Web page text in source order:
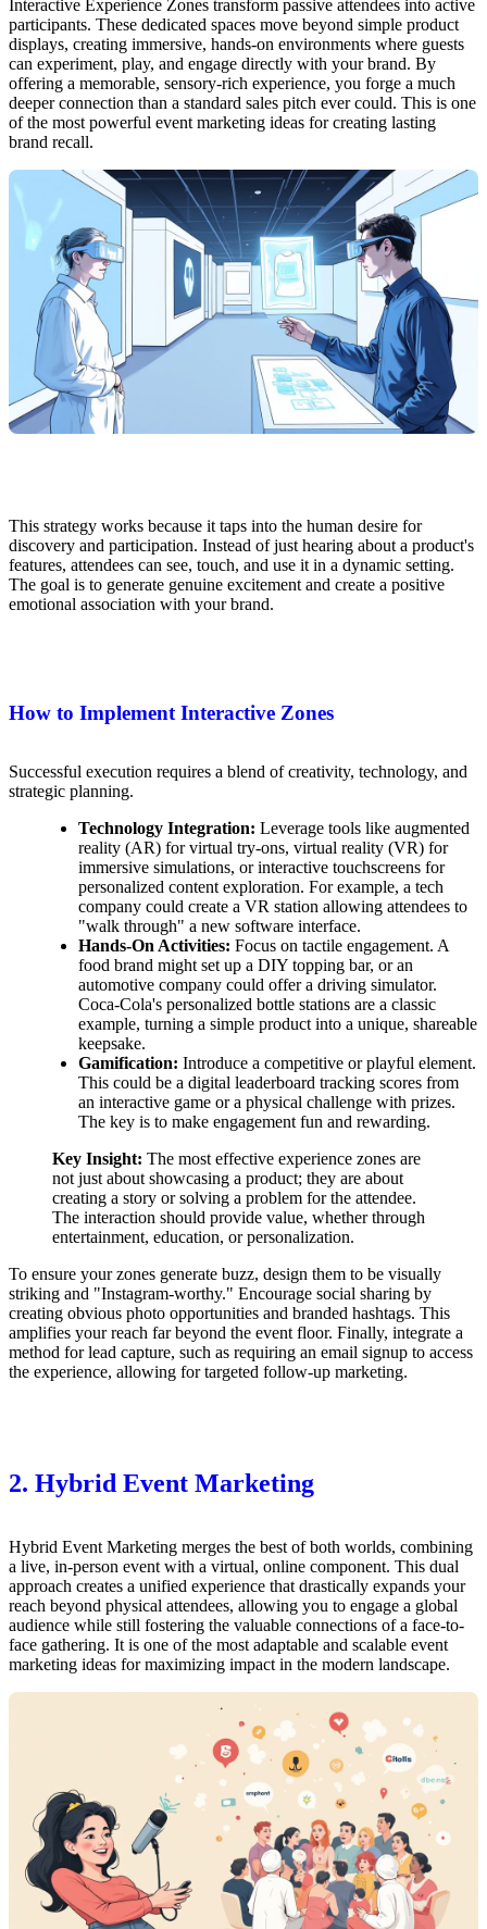
Interactive Experience Zones transform passive attendees into active
participants. These dedicated spaces move beyond simple product
displays, creating immersive, hands-on environments where guests
can experiment, play, and engage directly with your brand. By
offering a memorable, sensory-rich experience, you forge a much
deeper connection than a standard sales pitch ever could. This is one
of the most powerful event marketing ideas for creating lasting
brand recall.
This strategy works because it taps into the human desire for
discovery and participation. Instead of just hearing about a product's
features, attendees can see, touch, and use it in a dynamic setting.
The goal is to generate genuine excitement and create a positive
emotional association with your brand.
How to Implement Interactive Zones
Successful execution requires a blend of creativity, technology, and
strategic planning.
Technology Integration: Leverage tools like augmented
reality (AR) for virtual try-ons, virtual reality (VR) for
immersive simulations, or interactive touchscreens for
personalized content exploration. For example, a tech
company could create a VR station allowing attendees to
"walk through" a new software interface.
Hands-On Activities: Focus on tactile engagement. A
food brand might set up a DIY topping bar, or an
automotive company could offer a driving simulator.
Coca-Cola's personalized bottle stations are a classic
example, turning a simple product into a unique, shareable
keepsake.
Gamification: Introduce a competitive or playful element.
This could be a digital leaderboard tracking scores from
an interactive game or a physical challenge with prizes.
The key is to make engagement fun and rewarding.
Key Insight: The most effective experience zones are
not just about showcasing a product; they are about
creating a story or solving a problem for the attendee.
The interaction should provide value, whether through
entertainment, education, or personalization.
To ensure your zones generate buzz, design them to be visually
striking and "Instagram-worthy." Encourage social sharing by
creating obvious photo opportunities and branded hashtags. This
amplifies your reach far beyond the event floor. Finally, integrate a
method for lead capture, such as requiring an email signup to access
the experience, allowing for targeted follow-up marketing.
2. Hybrid Event Marketing
Hybrid Event Marketing merges the best of both worlds, combining
a live, in-person event with a virtual, online component. This dual
approach creates a unified experience that drastically expands your
reach beyond physical attendees, allowing you to engage a global
audience while still fostering the valuable connections of a face-to-
face gathering. It is one of the most adaptable and scalable event
marketing ideas for maximizing impact in the modern landscape.